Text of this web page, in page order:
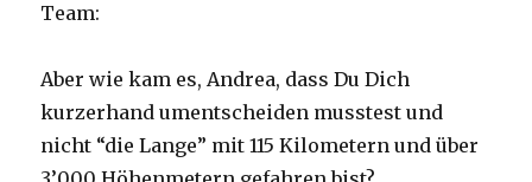
Team:
Aber wie kam es, Andrea, dass Du Dich
kurzerhand umentscheiden musstest und
nicht “die Lange” mit 115 Kilometern und über